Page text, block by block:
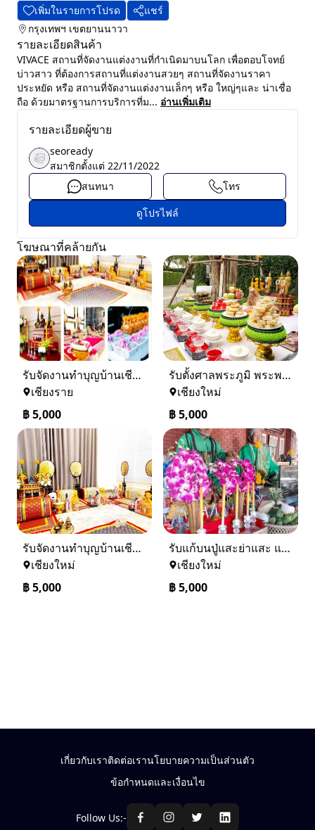
เพิ่มในรายการโปรด
แชร์
กรุงเทพฯ เขตยานนาวา
รายละเอียดสินค้า
VIVACE สถานที่จัดงานแต่งงานที่กำเนิดมาบนโลก เพื่อตอบโจทย์
บ่าวสาว ที่ต้องการสถานที่แต่งงานสวยๆ สถานที่จัดงานราคา
ประหยัด หรือ สถานที่จัดงานแต่งงานเล็กๆ หรือ ใหญ่ๆและ น่าเชื่อ
ถือ ด้วยมาตรฐานการบริการที่ม... อ่านเพิ่มเติม
รายละเอียดผู้ขาย
seoready
สมาชิกตั้งแต่ 22/11/2022
สนทนา
โทร
ดูโปรไฟล์
โฆษณาที่คล้ายกัน
รับจัดงานทำบุญบ้านเชียงราย-เชียงใหม่ 0884158464
เชียงราย
฿5,000
รับตั้งศาลพระภูมิ พระพรหมเชียงใหม่ และทั่วภาคเหนือ 0884158464
เชียงใหม่
฿5,000
รับจัดงานทำบุญบ้านเชียงใหม่-เชียงราย และทั่วภาคเหนือ 0884158464
เชียงใหม่
฿5,000
รับแก้บนปู่แสะย่าแสะ และรับแก้บนทั่วภาคเหนือ 0884158464
เชียงใหม่
฿5,000
เกี่ยวกับเราติดต่อเรานโยบายความเป็นส่วนตัว
ข้อกำหนดและเงื่อนไข
Follow Us:-